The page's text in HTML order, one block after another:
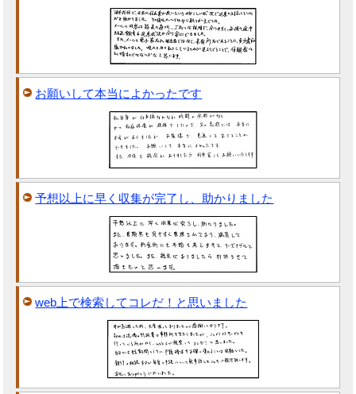
お願いして本当によかったです
予想以上に早く収集が完了し、助かりました
web上で検索してコレだ！と思いました